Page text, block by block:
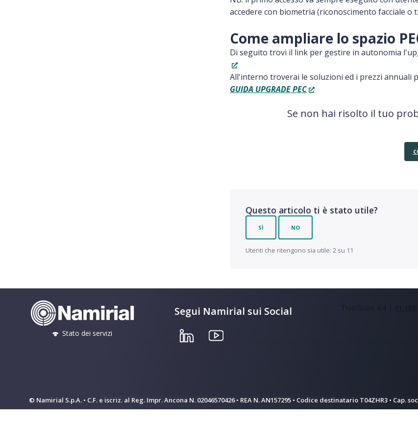
accedere con biometria (riconoscimento facciale
Come ampliare lo spazio
Di seguito trovi il link per gestire in autonomia
All'interno troverai le soluzioni ed i prezzi annuali
GUIDA UPGRADE PEC
Se non hai risolto il tuo
Questo articolo ti è stato utile?
SÌ NO
Utenti che ritengono sia utile: 2 su 11
Stato dei servizi
Segui Namirial sui Social
© Namirial S.p.A. • C.F. e iscriz. al Reg. Impr. Ancona N. 02046570426 • REA N. AN157295 • Codice destinatario T04ZHR3 • Cap.